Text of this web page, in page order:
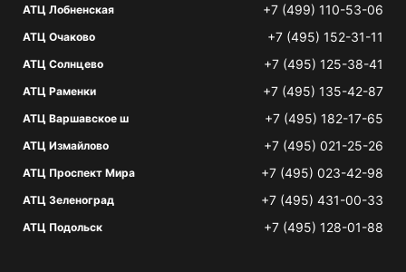
АТЦ Лобненская +7 (499) 110-53-06
АТЦ Очаково +7 (495) 152-31-11
АТЦ Солнцево +7 (495) 125-38-41
АТЦ Раменки +7 (495) 135-42-87
АТЦ Варшавское ш +7 (495) 182-17-65
АТЦ Измайлово +7 (495) 021-25-26
АТЦ Проспект Мира +7 (495) 023-42-98
АТЦ Зеленоград +7 (495) 431-00-33
АТЦ Подольск +7 (495) 128-01-88